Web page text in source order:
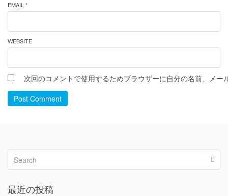
EMAIL *
WEBSITE
次回のコメントで使用するためブラウザーに自分の名前、メー
Post Comment
最近の投稿